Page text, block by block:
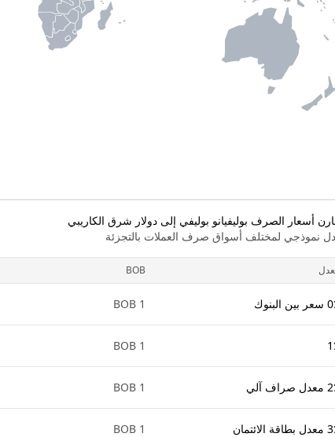
أسعار الصرف بوليفيانو بوليفي إلى دولار شرق الكاريبي
نموذجي لمختلف أسواق صرف العملات بالتجزئة
BOB
البنوك 1 BOB
1 BOB
آلي 1 BOB
الائتمان 1 BOB